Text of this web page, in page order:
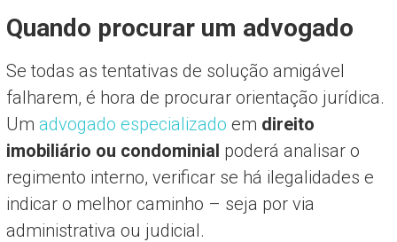
Quando procurar um advogado
Se todas as tentativas de solução amigável
falharem, é hora de procurar orientação jurídica.
Um advogado especializado em direito
imobiliário ou condominial poderá analisar o
regimento interno, verificar se há ilegalidades e
indicar o melhor caminho – seja por via
administrativa ou judicial.